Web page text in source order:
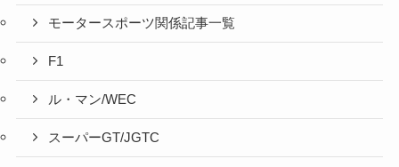
モータースポーツ関係記事一覧
F1
ル・マン/WEC
スーパーGT/JGTC